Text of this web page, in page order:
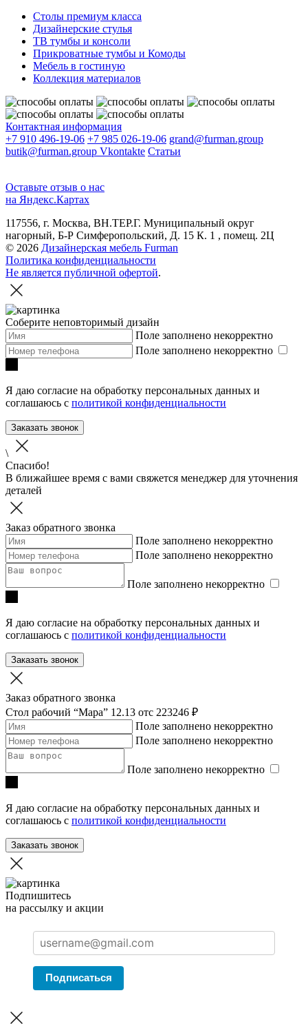
Столы премиум класса
Дизайнерские стулья
ТВ тумбы и консоли
Прикроватные тумбы и Комоды
Мебель в гостиную
Коллекция материалов
Контактная информация
+7 910 496-19-06 +7 985 026-19-06 grand@furman.group
butik@furman.group Vkontakte Статьи
Оставьте отзыв о нас
на Яндекс.Картах
117556, г. Москва, ВН.ТЕР.Г. Муниципальный округ
нагорный, Б-Р Симферопольский, Д. 15 К. 1 , помещ. 2Ц
© 2026 Дизайнерская мебель Furman
Политика конфиденциальности
Не является публичной офертой.
Соберите неповторимый дизайн
Поле заполнено некорректно
Поле заполнено некорректно
Я даю согласие на обработку персональных данных и
соглашаюсь с политикой конфиденциальности
Заказать звонок
\
Спасибо!
В ближайшее время с вами свяжется менеджер для уточнения
деталей
Заказ обратного звонка
Поле заполнено некорректно
Поле заполнено некорректно
Поле заполнено некорректно
Я даю согласие на обработку персональных данных и
соглашаюсь с политикой конфиденциальности
Заказать звонок
Заказ обратного звонка
Стол рабочий “Мара” 12.13 отc 223246 ₽
Поле заполнено некорректно
Поле заполнено некорректно
Поле заполнено некорректно
Я даю согласие на обработку персональных данных и
соглашаюсь с политикой конфиденциальности
Заказать звонок
Подпишитесь
на рассылку и акции
Подписаться